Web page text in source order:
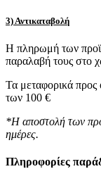
3) Αντικαταβολή
Η πληρωμή των
παραλαβή τους στο
Τα μεταφορικά προς
των 100 €
*Η αποστολή των
ημέρες.
Πληροφορίες